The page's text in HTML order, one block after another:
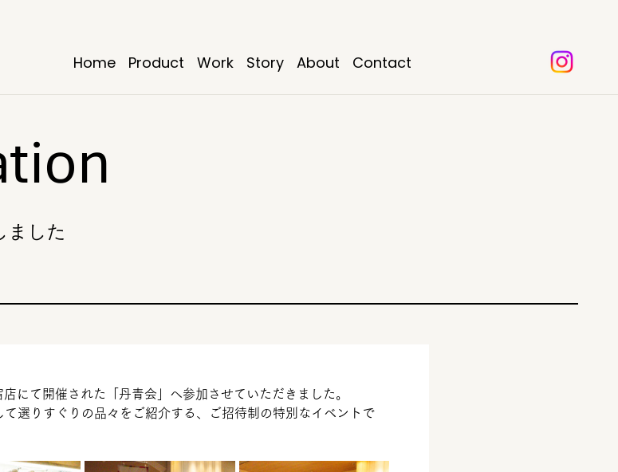
Home Product Work Story About Contact
にて開催された「丹青会」へ参加させていただきました。
選りすぐりの品々をご紹介する、ご招待制の特別なイベントで
ました